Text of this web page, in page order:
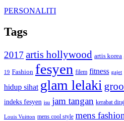
PERSONALITI
Tags
2017 artis hollywood artis korea
19 Fashion fesyen filem fitness gajet
hidup sihat glam lelaki
indeks fesyen isu jam tangan kerabat
Louis Vuitton mens cool style mens